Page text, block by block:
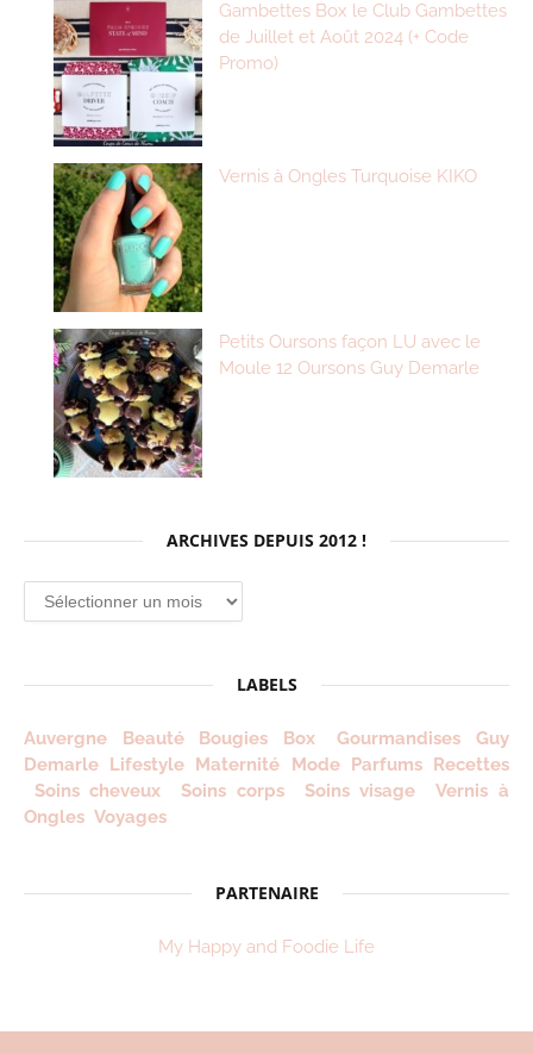
Gambettes Box le Club Gambettes
de Juillet et Août 2024 (+ Code
Promo)
Vernis à Ongles Turquoise KIKO
Petits Oursons façon LU avec le
Moule 12 Oursons Guy Demarle
ARCHIVES DEPUIS 2012 !
Archives
depuis
LABELS
Auvergne Beauté Bougies Box Gourmandises
Guy
Demarle Lifestyle Maternité Mode Parfums Recettes
Soins cheveux
Soins corps Soins visage
Vernis à
Ongles Voyages
PARTENAIRE
My Happy and Foodie Life